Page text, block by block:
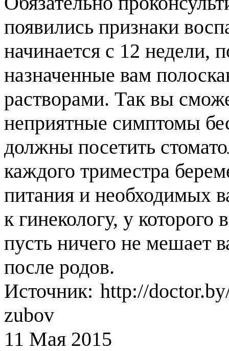
появились признаки
начинается с 12 недели,
назначенные вам
растворами. Так вы
неприятные симптомы
должны посетить
каждого триместра
питания и необходимых
к гинекологу, у
пусть ничего не мешает
после родов.
Источник: http://
zubov
11 Мая 2015